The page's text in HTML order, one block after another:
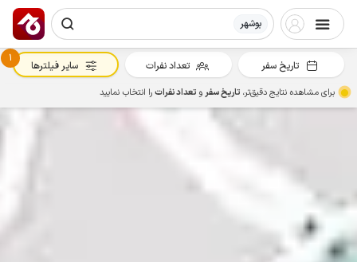
بوشهر
تاریخ سفر تعداد نفرات
1
سایر فیلترها
برای مشاهده نتایج دقیق‌تر، تاریخ سفرو تعداد نفراترا انتخاب نمایید